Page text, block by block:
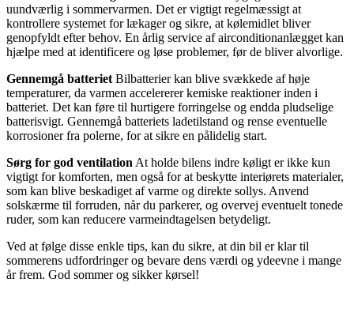
uundværlig i sommervarmen. Det er vigtigt regelmæssigt at
kontrollere systemet for lækager og sikre, at kølemidlet bliver
genopfyldt efter behov. En årlig service af airconditionanlægget kan
hjælpe med at identificere og løse problemer, før de bliver alvorlige.
Gennemgå batteriet Bilbatterier kan blive svækkede af høje
temperaturer, da varmen accelererer kemiske reaktioner inden i
batteriet. Det kan føre til hurtigere forringelse og endda pludselige
batterisvigt. Gennemgå batteriets ladetilstand og rense eventuelle
korrosioner fra polerne, for at sikre en pålidelig start.
Sørg for god ventilation At holde bilens indre køligt er ikke kun
vigtigt for komforten, men også for at beskytte interiørets materialer,
som kan blive beskadiget af varme og direkte sollys. Anvend
solskærme til forruden, når du parkerer, og overvej eventuelt tonede
ruder, som kan reducere varmeindtagelsen betydeligt.
Ved at følge disse enkle tips, kan du sikre, at din bil er klar til
sommerens udfordringer og bevare dens værdi og ydeevne i mange
år frem. God sommer og sikker kørsel!